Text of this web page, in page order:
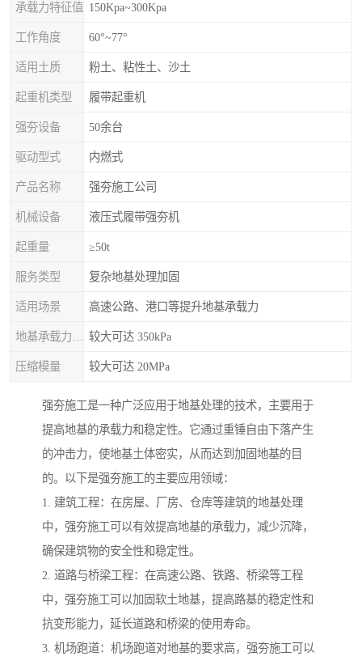
承载力特征值 150Kpa~300Kpa
工作角度 60°~77°
适用土质 粉土、粘性土、沙土
起重机类型 履带起重机
强夯设备 50余台
驱动型式 内燃式
产品名称 强夯施工公司
机械设备 液压式履带强夯机
起重量 ≥50t
服务类型 复杂地基处理加固
适用场景 高速公路、港口等提升地基承载力
较大可达 350kPa
压缩模量 较大可达 20MPa
强夯施工是一种广泛应用于地基处理的技术，主要用于
提高地基的承载力和稳定性。它通过重锤自由下落产生
的冲击力，使地基土体密实，从而达到加固地基的目
的。以下是强夯施工的主要应用领域：
1. 建筑工程：在房屋、厂房、仓库等建筑的地基处理
中，强夯施工可以有效提高地基的承载力，减少沉降，
确保建筑物的安全性和稳定性。
2. 道路与桥梁工程：在高速公路、铁路、桥梁等工程
中，强夯施工可以加固软土地基，提高路基的稳定性和
抗变形能力，延长道路和桥梁的使用寿命。
3. 机场跑道：机场跑道对地基的要求高，强夯施工可以